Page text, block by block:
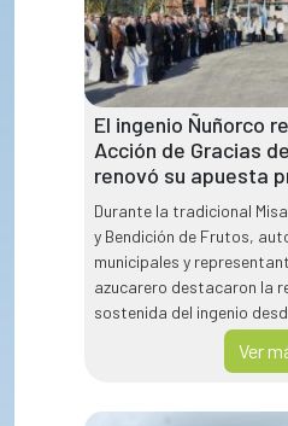
El ingenio Ñuñorco
Acción de Gracias
renovó su apuesta
Durante la tradicional
y Bendición de Frutos,
municipales y
azucarero destacaron la
sostenida del ingenio
conjunto entre el Estado
para sostener la
Ver